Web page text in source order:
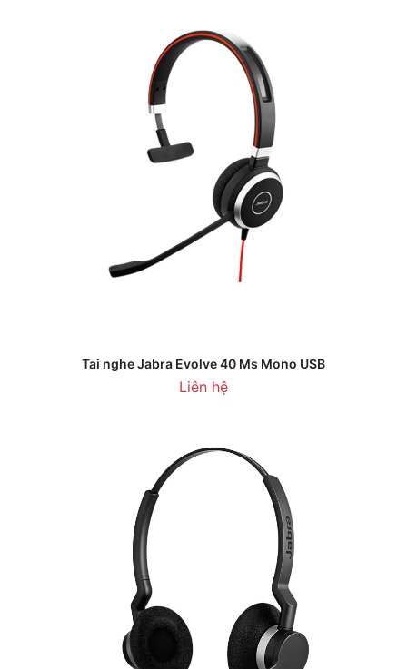
Tai nghe Jabra Evolve 40 Ms Mono USB
Liên hệ